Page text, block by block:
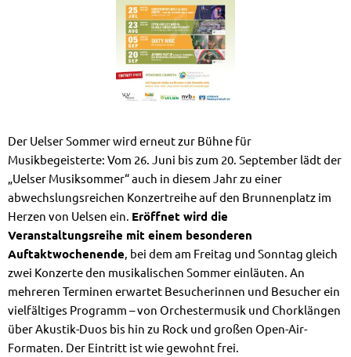
Der Uelser Sommer wird erneut zur Bühne für
Musikbegeisterte: Vom 26. Juni bis zum 20. September lädt der
„Uelser Musiksommer“ auch in diesem Jahr zu einer
abwechslungsreichen Konzertreihe auf den Brunnenplatz im
Herzen von Uelsen ein. Eröffnet wird die
Veranstaltungsreihe mit einem besonderen
Auftaktwochenende , bei dem am Freitag und Sonntag gleich
zwei Konzerte den musikalischen Sommer einläuten. An
mehreren Terminen erwartet Besucherinnen und Besucher ein
vielfältiges Programm – von Orchestermusik und Chorklängen
über Akustik-Duos bis hin zu Rock und großen Open-Air-
Formaten. Der Eintritt ist wie gewohnt frei.